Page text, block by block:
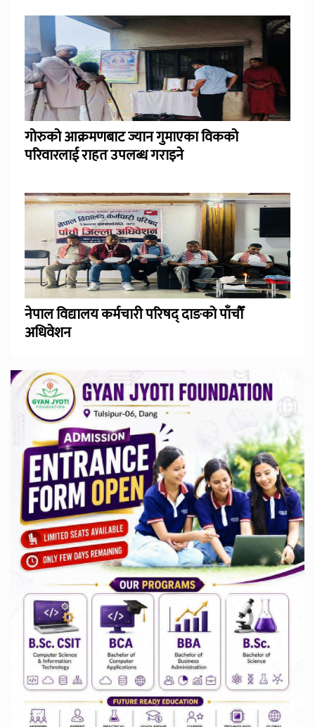
गोरुको आक्रमणबाट ज्यान गुमाएका विकको
परिवारलाई राहत उपलब्ध गराइने
नेपाल विद्यालय कर्मचारी परिषद् दाङको पाँचौँ
अधिवेशन